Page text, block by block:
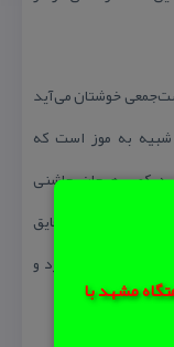
هتل و اقامتگاه مشهد با
خوشتان می‌آید
شبیه به موز است كه
می‌خواهید كمی هیجان چاشنی
می‌كنیم. شاتل قایق
سرعت بیشتری دارد و